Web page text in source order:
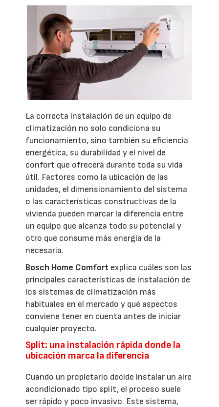
La correcta instalación de un equipo de
climatización no solo condiciona su
funcionamiento, sino también su eficiencia
energética, su durabilidad y el nivel de
confort que ofrecerá durante toda su vida
útil. Factores como la ubicación de las
unidades, el dimensionamiento del sistema
o las características constructivas de la
vivienda pueden marcar la diferencia entre
un equipo que alcanza todo su potencial y
otro que consume más energía de la
necesaria.
Bosch Home Comfort explica cuáles son las
principales características de instalación de
los sistemas de climatización más
habituales en el mercado y qué aspectos
conviene tener en cuenta antes de iniciar
cualquier proyecto.
Split: una instalación rápida donde la
ubicación marca la diferencia
Cuando un propietario decide instalar un aire
acondicionado tipo split, el proceso suele
ser rápido y poco invasivo. Este sistema,